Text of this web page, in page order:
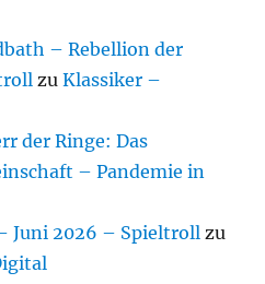
– Rebellion der
zuKlassiker –
der Ringe: Das
– Pandemie in
Juni 2026 – Spieltroll zu